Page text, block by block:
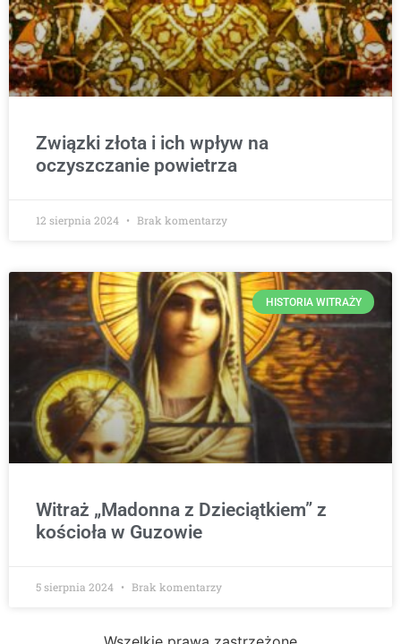
Związki złota i ich wpływ na
oczyszczanie powietrza
12 sierpnia 2024 Brak komentarzy
HISTORIA WITRAŻY
Witraż „Madonna z Dzieciątkiem” z
kościoła w Guzowie
5 sierpnia 2024 Brak komentarzy